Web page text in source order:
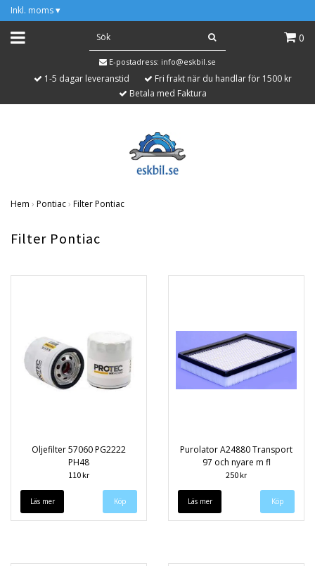
Inkl. moms ▾
0
E-postadress: info@eskbil.se
1-5 dagar leveranstid
Fri frakt när du handlar för 1500 kr
Betala med Faktura
Hem › Pontiac› Filter Pontiac
Filter Pontiac
Oljefilter 57060 PG2222
PH48
110 kr
Läs mer
Purolator A24880 Transport
97 och nyare m fl
250 kr
Läs mer